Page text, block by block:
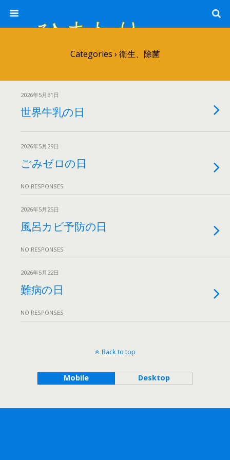
ひまわり畑 sunflower-field
Categories › 衛生、除菌
2026年5月31日
世界牛乳の日
2026年5月29日
ごみゼロの日
NO RESPONSES
2026年5月25日
風呂カビ予防の日
NO RESPONSES
2026年5月22日
難病の日
NO RESPONSES
Back to top
Mobile Desktop